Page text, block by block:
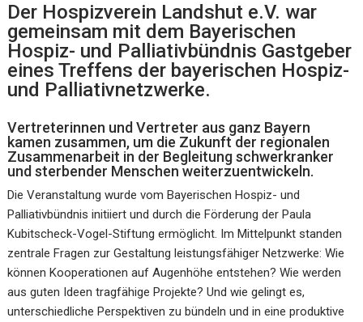
Der Hospizverein Landshut e.V. war
gemeinsam mit dem Bayerischen
Hospiz- und Palliativbündnis Gastgeber
eines Treffens der bayerischen Hospiz-
und Palliativnetzwerke.
Vertreterinnen und Vertreter aus ganz Bayern
kamen zusammen, um die Zukunft der regionalen
Zusammenarbeit in der Begleitung schwerkranker
und sterbender Menschen weiterzuentwickeln.
Die Veranstaltung wurde vom Bayerischen Hospiz- und
Palliativbündnis initiiert und durch die Förderung der Paula
Kubitscheck-Vogel-Stiftung ermöglicht. Im Mittelpunkt standen
zentrale Fragen zur Gestaltung leistungsfähiger Netzwerke: Wie
können Kooperationen auf Augenhöhe entstehen? Wie werden
aus guten Ideen tragfähige Projekte? Und wie gelingt es,
unterschiedliche Perspektiven zu bündeln und in eine produktive